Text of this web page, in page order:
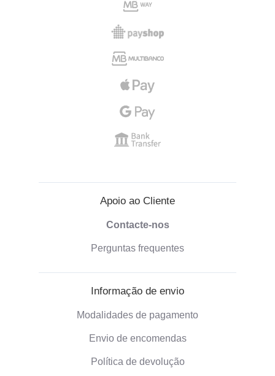
Apoio ao Cliente
Contacte-nos
Perguntas frequentes
Informação de envio
Modalidades de pagamento
Envio de encomendas
Política de devolução